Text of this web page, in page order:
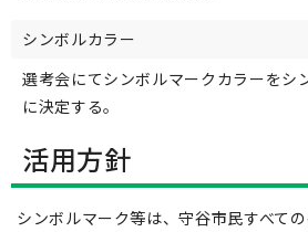
シンボルカラー
選考会にてシンボルマークカラーをシ
に決定する。
活用方針
シンボルマーク等は、守谷市民すべて